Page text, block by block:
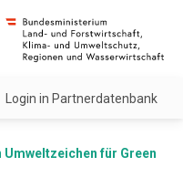
Login in Partnerdatenbank
für Green